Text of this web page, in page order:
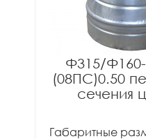
Ф315/
(08ПС)0.50
сечения
Габаритные